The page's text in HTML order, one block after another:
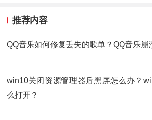
推荐内容
QQ音乐如何修复丢失的歌单？QQ音乐崩
win10关闭资源管理器后黑屏怎么办？
么打开？